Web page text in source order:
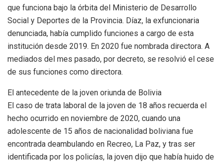
que funciona bajo la órbita del Ministerio de Desarrollo
Social y Deportes de la Provincia. Díaz, la exfuncionaria
denunciada, había cumplido funciones a cargo de esta
institución desde 2019. En 2020 fue nombrada directora. A
mediados del mes pasado, por decreto, se resolvió el cese
de sus funciones como directora.
El antecedente de la joven oriunda de Bolivia
El caso de trata laboral de la joven de 18 años recuerda el
hecho ocurrido en noviembre de 2020, cuando una
adolescente de 15 años de nacionalidad boliviana fue
encontrada deambulando en Recreo, La Paz, y tras ser
identificada por los policías, la joven dijo que había huido de